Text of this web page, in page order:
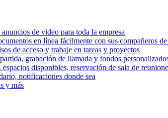
de video para toda la empresa
en línea fácilmente con sus compañeros
de acceso y trabaje en tareas y proyectos
grabación de llamada y fondos
disponibles, reservación de sala de
notificaciones donde sea
y más